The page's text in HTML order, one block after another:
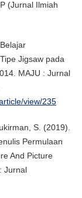
(Jurnal Ilmiah
Jigsaw pada
MAJU : Jurnal
view/235
S. (2019).
Permulaan
And Picture
Jurnal